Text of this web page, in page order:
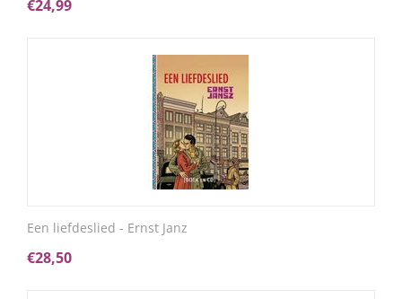
€24,99
Een liefdeslied - Ernst Janz
€28,50